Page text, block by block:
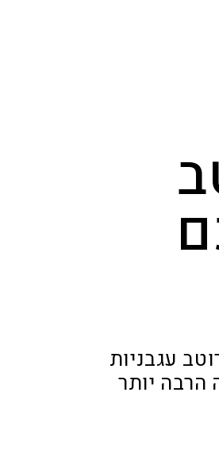
עגבניות
הרבה יותר